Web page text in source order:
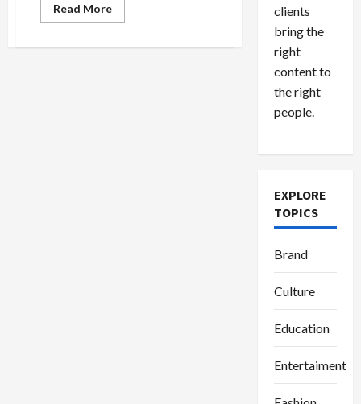
Read MoreRead
more
clients
bring the
right
content to
the right
people.
EXPLORE
TOPICS
Brand
Culture
Education
Entertaiment